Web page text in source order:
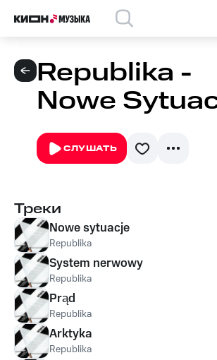
Republika -
Nowe
СЛУШАТЬ
Треки
Nowe sytuacje
Republika
System nerwowy
Republika
Prąd
Republika
Arktyka
Republika